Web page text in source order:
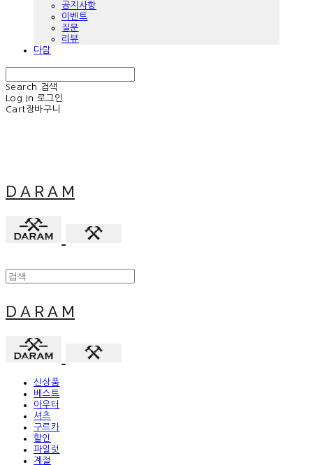
공지사항
이벤트
질문
리뷰
다람
Search
검색
Log In 로그인
Cart장바구니
D A R A M
D A R A M
신상품
베스트
아우터
셔츠
구르카
할인
파일럿
계절